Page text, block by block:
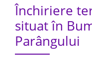
Închiriere
situat în
Parângului